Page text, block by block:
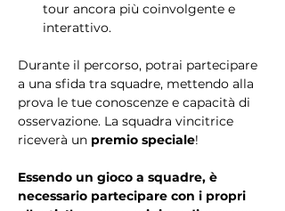
tour ancora più coinvolgente e
interattivo.
Durante il percorso, potrai partecipare
a una sfida tra squadre, mettendo alla
prova le tue conoscenze e capacità di
osservazione. La squadra vincitrice
riceverà un premio speciale!
Essendo un gioco a squadre, è
necessario partecipare con i propri